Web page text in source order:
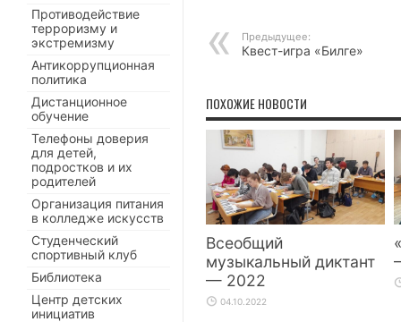
Предыдущее:
Квест-игра «Билге»
ПОХОЖИЕ НОВОСТИ
Всеобщий
музыкальный диктант
— 2022
04.10.2022
Противодействие
терроризму и
экстремизму
Антикоррупционная
политика
Дистанционное
обучение
Телефоны доверия
для детей,
подростков и их
родителей
Организация питания
в колледже искусств
Студенческий
спортивный клуб
Библиотека
Центр детских
инициатив